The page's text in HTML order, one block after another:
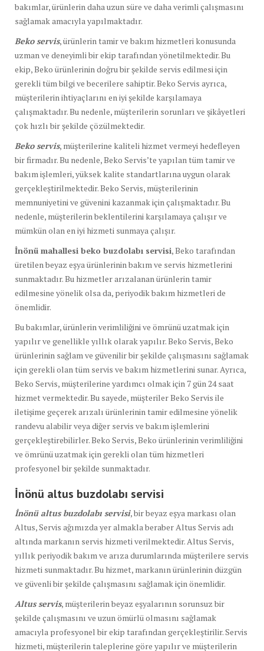
bakımlar, ürünlerin daha uzun süre ve daha verimli çalışmasını
sağlamak amacıyla yapılmaktadır.
Beko servis, ürünlerin tamir ve bakım hizmetleri konusunda
uzman ve deneyimli bir ekip tarafından yönetilmektedir. Bu
ekip, Beko ürünlerinin doğru bir şekilde servis edilmesi için
gerekli tüm bilgi ve becerilere sahiptir. Beko Servis ayrıca,
müşterilerin ihtiyaçlarını en iyi şekilde karşılamaya
çalışmaktadır. Bu nedenle, müşterilerin sorunları ve şikâyetleri
çok hızlı bir şekilde çözülmektedir.
Beko servis, müşterilerine kaliteli hizmet vermeyi hedefleyen
bir firmadır. Bu nedenle, Beko Servis’te yapılan tüm tamir ve
bakım işlemleri, yüksek kalite standartlarına uygun olarak
gerçekleştirilmektedir. Beko Servis, müşterilerinin
memnuniyetini ve güvenini kazanmak için çalışmaktadır. Bu
nedenle, müşterilerin beklentilerini karşılamaya çalışır ve
mümkün olan en iyi hizmeti sunmaya çalışır.
İnönü mahallesi beko buzdolabı servisi, Beko tarafından
üretilen beyaz eşya ürünlerinin bakım ve servis hizmetlerini
sunmaktadır. Bu hizmetler arızalanan ürünlerin tamir
edilmesine yönelik olsa da, periyodik bakım hizmetleri de
önemlidir.
Bu bakımlar, ürünlerin verimliliğini ve ömrünü uzatmak için
yapılır ve genellikle yıllık olarak yapılır. Beko Servis, Beko
ürünlerinin sağlam ve güvenilir bir şekilde çalışmasını sağlamak
için gerekli olan tüm servis ve bakım hizmetlerini sunar. Ayrıca,
Beko Servis, müşterilerine yardımcı olmak için 7 gün 24 saat
hizmet vermektedir. Bu sayede, müşteriler Beko Servis ile
iletişime geçerek arızalı ürünlerinin tamir edilmesine yönelik
randevu alabilir veya diğer servis ve bakım işlemlerini
gerçekleştirebilirler. Beko Servis, Beko ürünlerinin verimliliğini
ve ömrünü uzatmak için gerekli olan tüm hizmetleri
profesyonel bir şekilde sunmaktadır.
İnönü altus buzdolabı servisi
İnönü altus buzdolabı servisi, bir beyaz eşya markası olan
Altus, Servis ağımızda yer almakla beraber Altus Servis adı
altında markanın servis hizmeti verilmektedir. Altus Servis,
yıllık periyodik bakım ve arıza durumlarında müşterilere servis
hizmeti sunmaktadır. Bu hizmet, markanın ürünlerinin düzgün
ve güvenli bir şekilde çalışmasını sağlamak için önemlidir.
Altus servis, müşterilerin beyaz eşyalarının sorunsuz bir
şekilde çalışmasını ve uzun ömürlü olmasını sağlamak
amacıyla profesyonel bir ekip tarafından gerçekleştirilir. Servis
hizmeti, müşterilerin taleplerine göre yapılır ve müşterilerin